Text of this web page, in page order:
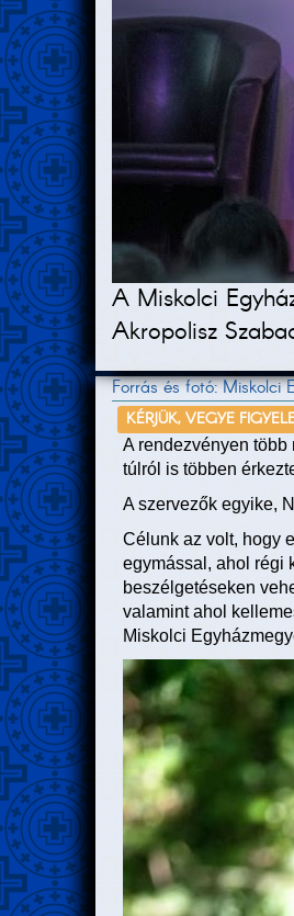
A Miskolci
Akropolisz
Forrás és fotó: Miskolci
KÉRJÜK, VEGYE
A rendezvényen több
túlról is többen
A szervezők egyike,
Célunk az volt, hogy
egymással, ahol régi
beszélgetéseken
valamint ahol
Miskolci